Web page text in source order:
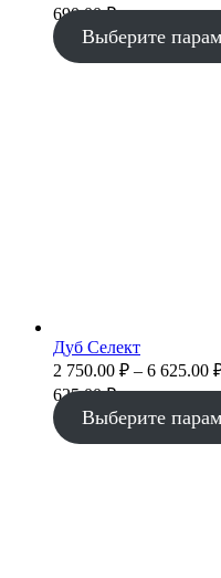
690.00 ₽
Выберите
Дуб Селект
2 750.00 ₽ – 6 625.00
625.00 ₽
Выберите